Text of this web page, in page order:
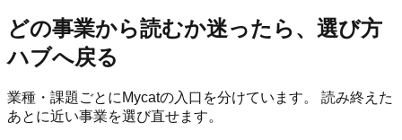
どの事業から読むか迷ったら、選び方
ハブへ戻る
業種・課題ごとにMycatの入口を分けています。 読み終えた
あとに近い事業を選び直せます。